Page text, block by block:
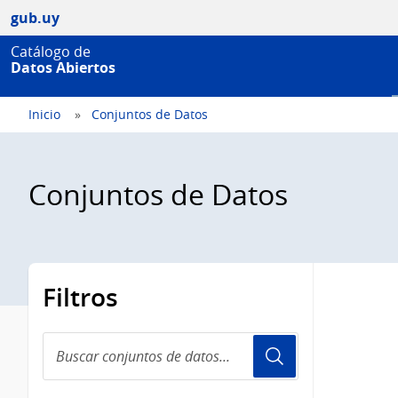
gub.uy
Catálogo de
Datos Abiertos
Inicio Conjuntos de Datos
Conjuntos de Datos
Filtros
conjuntos
de